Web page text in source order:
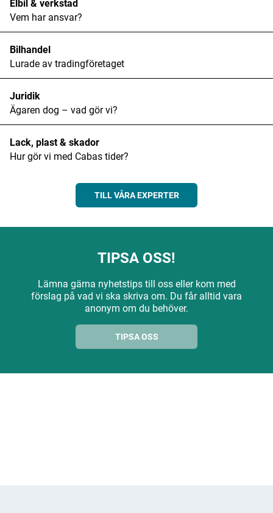
Elbil & verkstad
Vem har ansvar?
Bilhandel
Lurade av tradingföretaget
Juridik
Ägaren dog – vad gör vi?
Lack, plast & skador
Hur gör vi med Cabas tider?
TILL VÅRA EXPERTER
TIPSA OSS!
Lämna gärna nyhetstips till oss eller kom med
förslag på vad vi ska skriva om. Du får alltid vara
anonym om du behöver.
TIPSA OSS